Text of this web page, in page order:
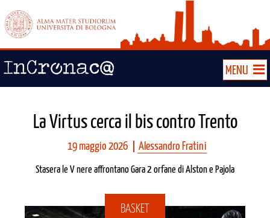
MENU
La Virtus cerca il bis contro Trento
19 maggio 2026 Alessandro Fratini
Stasera le V nere affrontano Gara 2 orfane di Alston e Pajola
BASKET